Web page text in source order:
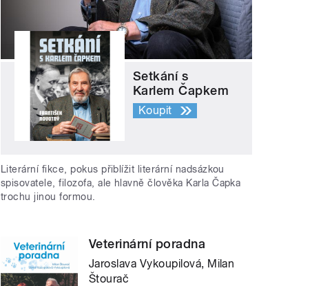
Setkání s
Karlem Čapkem
Koupit
Literární fikce, pokus přiblížit literární nadsázkou
spisovatele, filozofa, ale hlavně člověka Karla Čapka
trochu jinou formou.
Veterinární poradna
Jaroslava Vykoupilová, Milan
Štourač